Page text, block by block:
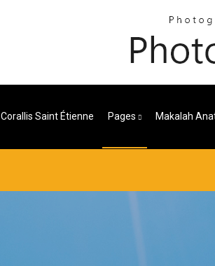
Corallis Saint Étienne Pages Makalah